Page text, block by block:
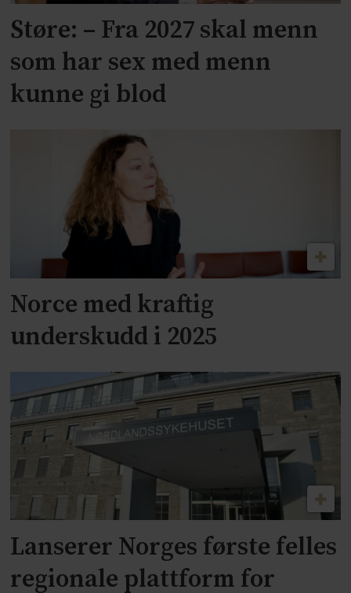
Støre: – Fra 2027 skal menn
som har sex med menn
kunne gi blod
Norce med kraftig
underskudd i 2025
Lanserer Norges første felles
regionale plattform for